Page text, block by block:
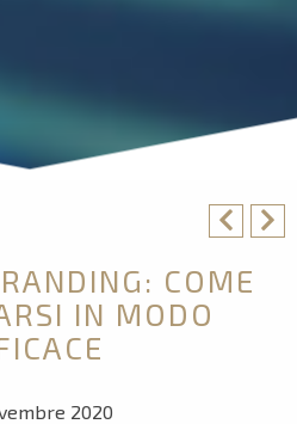
COME
IN MODO
2020